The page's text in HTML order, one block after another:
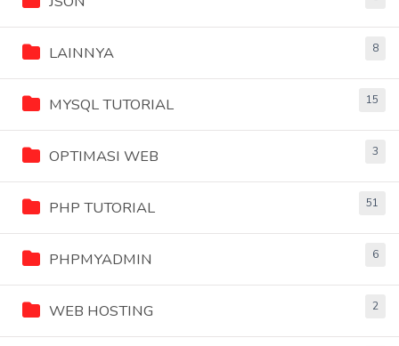
LAINNYA 8
MYSQL TUTORIAL 15
OPTIMASI WEB 3
PHP TUTORIAL 51
PHPMYADMIN 6
WEB HOSTING 2